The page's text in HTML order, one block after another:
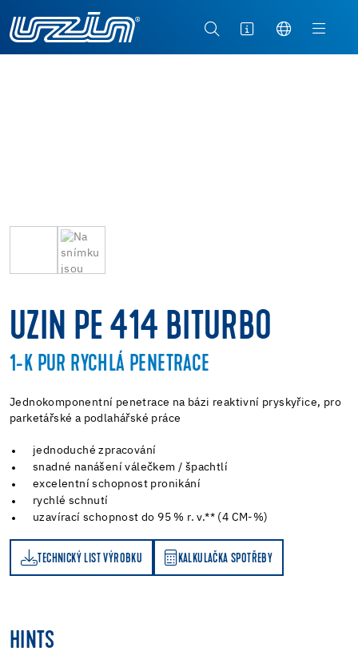
UZIN PE 414 BITURBO
1-K PUR RYCHLÁ PENETRACE
Jednokomponentní penetrace na bázi reaktivní pryskyřice, pro
parketářské a podlahářské práce
jednoduché zpracování
snadné nanášení válečkem / špachtlí
excelentní schopnost pronikání
rychlé schnutí
uzavírací schopnost do 95 % r. v.** (4 CM-%)
TECHNICKÝ LIST VÝROBKU KALKULAČKA SPOTŘEBY
KALKULAČKA SPOTŘEBY
HINTS